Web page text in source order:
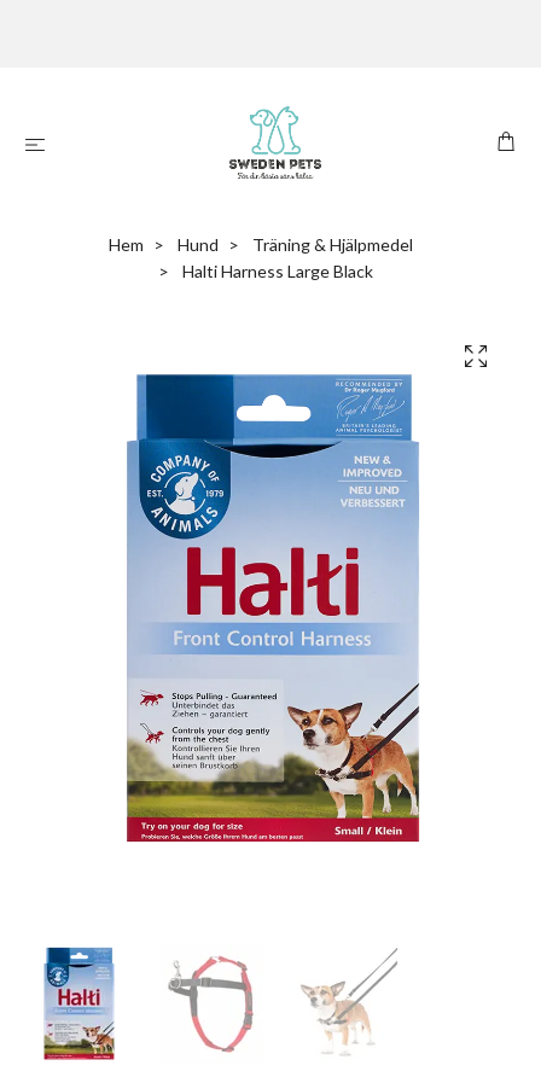
Hem Hund
Träning & Hjälpmedel
Halti Harness Large Black